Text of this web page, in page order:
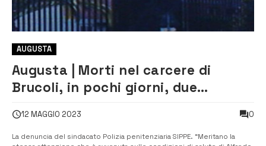
AUGUSTA
Augusta | Morti nel carcere di
Brucoli, in pochi giorni, due
12 MAGGIO 2023 0
La denuncia del sindacato Polizia penitenziaria SIPPE. “Meritano la